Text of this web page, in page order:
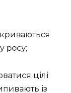
росу;
цілі
із